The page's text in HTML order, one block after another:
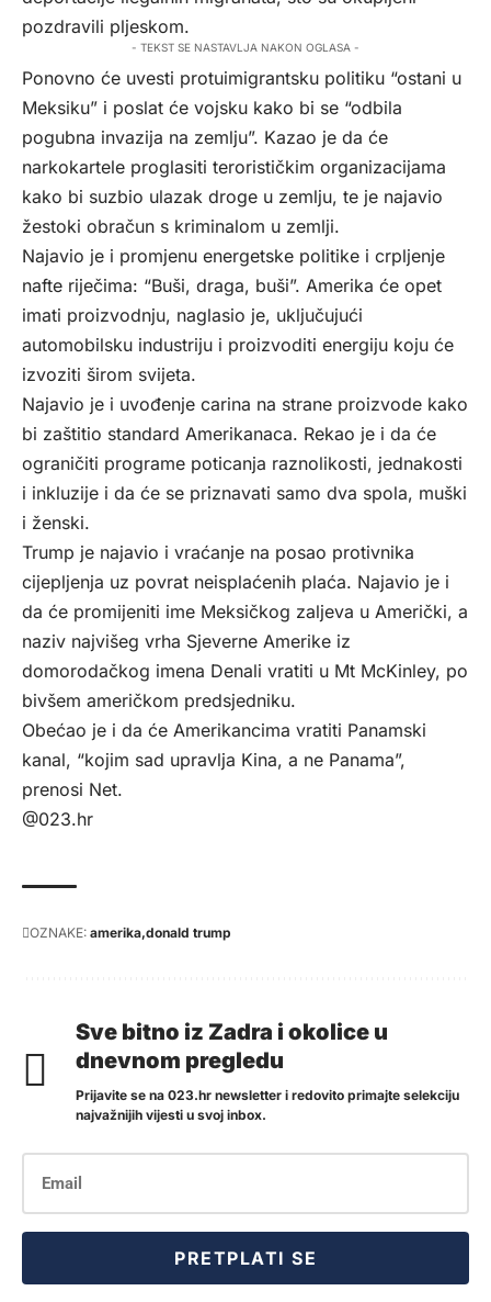
pozdravili pljeskom.
- TEKST SE NASTAVLJA NAKON OGLASA -
Ponovno će uvesti protuimigrantsku politiku “ostani u
Meksiku” i poslat će vojsku kako bi se “odbila
pogubna invazija na zemlju”. Kazao je da će
narkokartele proglasiti terorističkim organizacijama
kako bi suzbio ulazak droge u zemlju, te je najavio
žestoki obračun s kriminalom u zemlji.
Najavio je i promjenu energetske politike i crpljenje
nafte riječima: “Buši, draga, buši”. Amerika će opet
imati proizvodnju, naglasio je, uključujući
automobilsku industriju i proizvoditi energiju koju će
izvoziti širom svijeta.
Najavio je i uvođenje carina na strane proizvode kako
bi zaštitio standard Amerikanaca. Rekao je i da će
ograničiti programe poticanja raznolikosti, jednakosti
i inkluzije i da će se priznavati samo dva spola, muški
i ženski.
Trump je najavio i vraćanje na posao protivnika
cijepljenja uz povrat neisplaćenih plaća. Najavio je i
da će promijeniti ime Meksičkog zaljeva u Američki, a
naziv najvišeg vrha Sjeverne Amerike iz
domorodačkog imena Denali vratiti u Mt McKinley, po
bivšem američkom predsjedniku.
Obećao je i da će Amerikancima vratiti Panamski
kanal, “kojim sad upravlja Kina, a ne Panama”,
prenosi Net.
@023.hr
OZNAKE: amerika donald trump
Sve bitno iz Zadra i okolice u
dnevnom pregledu
Prijavite se na 023.hr newsletter i redovito primajte selekciju
najvažnijih vijesti u svoj inbox.
PRETPLATI SE